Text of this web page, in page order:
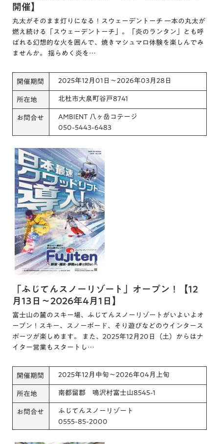
開催】
丸太がそのまま灯りになる！スウェーデントーチ 一本の丸太が
燃え続ける「スウェーデントーチ」。「炎のランタン」とも呼
ばれる幻想的な火を囲んで、焼きマシュマロ体験を楽しんでみ
ませんか。 揺らめく炎を…
開催期間 2025年12月01日～2026年03月28日
所在地 北杜市大泉町谷戸8741
お問合せ
AMBIENT 八ヶ岳コテージ
050-5443-6483
「ふじてんスノーリゾート」オープン！【12
月13日～2026年4月1日】
富士山の麓のスキー場、ふじてんスノーリゾートがいよいよオ
ープン！スキー、スノーボード、そり遊びなどのウインタース
ポーツが楽しめます。 また、2025年12月20日（土）からはナ
イター営業もスタートし…
開催期間 2025年12月中旬～2026年04月上旬
所在地 南都留郡 鳴沢村富士山8545-1
お問合せ
ふじてんスノーリゾート
0555-85-2000